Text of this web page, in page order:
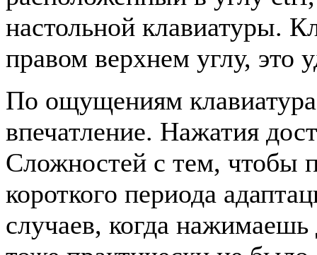
настольной клавиатуры.
правом верхнем углу, это
По ощущениям
впечатление. Нажатия
Сложностей с тем, чтобы
короткого периода
случаев, когда